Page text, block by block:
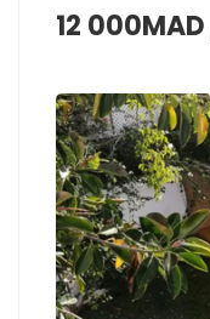
12 000MAD